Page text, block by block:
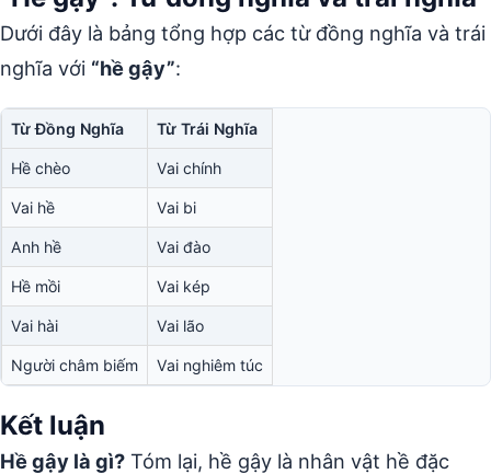
Dưới đây là bảng tổng hợp các từ đồng nghĩa và trái
nghĩa với “hề gậy”:
Từ Đồng Nghĩa Từ Trái Nghĩa
Hề chèo Vai chính
Vai hề Vai bi
Anh hề Vai đào
Hề mồi Vai kép
Vai hài Vai lão
Người châm biếm Vai nghiêm túc
Kết luận
Hề gậy là gì? Tóm lại, hề gậy là nhân vật hề đặc